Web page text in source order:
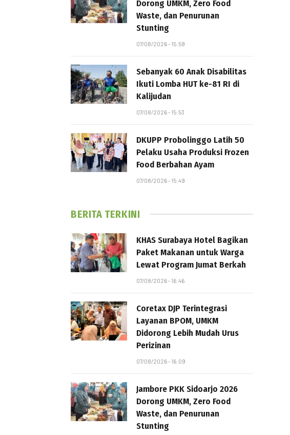
Dorong UMKM, Zero Food
Waste, dan Penurunan
Stunting
07/08/2026 - 15:59
Sebanyak 60 Anak Disabilitas
Ikuti Lomba HUT ke-81 RI di
Kalijudan
07/08/2026 - 15:53
DKUPP Probolinggo Latih 50
Pelaku Usaha Produksi Frozen
Food Berbahan Ayam
07/08/2026 - 15:49
BERITA TERKINI
KHAS Surabaya Hotel Bagikan
Paket Makanan untuk Warga
Lewat Program Jumat Berkah
07/08/2026 - 16:46
Coretax DJP Terintegrasi
Layanan BPOM, UMKM
Didorong Lebih Mudah Urus
Perizinan
07/08/2026 - 16:09
Jambore PKK Sidoarjo 2026
Dorong UMKM, Zero Food
Waste, dan Penurunan
Stunting